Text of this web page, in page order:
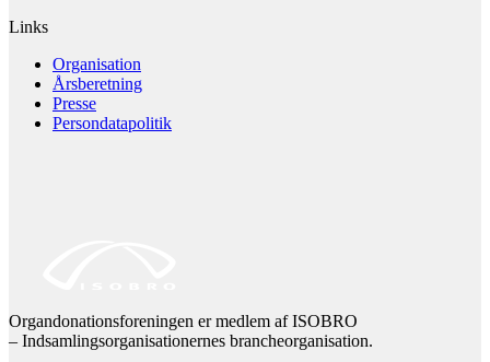
Links
Organisation
Årsberetning
Presse
Persondatapolitik
Organdonationsforeningen er medlem af ISOBRO
– Indsamlingsorganisationernes brancheorganisation.